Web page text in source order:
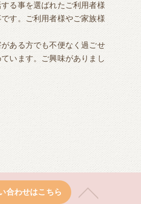
る事を選ばれたご利用者様
す。ご利用者様やご家族様
ある方でも不便なく過ごせ
います。ご興味がありまし
合わせはこちら